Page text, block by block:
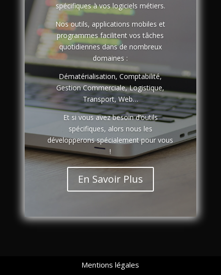
spécifiques à vos logiciels métiers.
Nos outils, applications mobiles et
programmes facilitent vos tâches
quotidiennes dans de nombreux
domaines :
Dématérialisation, Comptabilité,
Gestion Commerciale, Logistique,
Transport, Web…
Et si vous avez besoin d’outils
spécifiques, alors nous les
développerons spécialement pour vous
!
En Savoir Plus
Mentions légales